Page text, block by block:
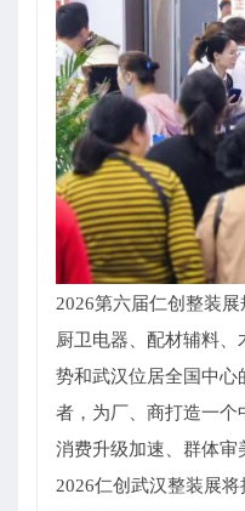
2026第六届仁创整装
厨卫电器、配材辅料
势和武汉位居全国中心
者，为厂、商打造一个
消费升级加速、群体审
2026仁创武汉整装展